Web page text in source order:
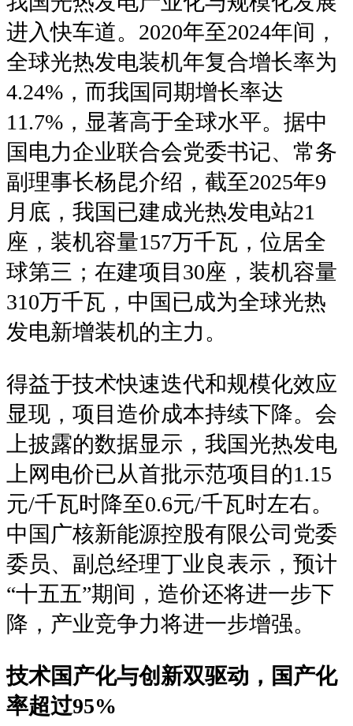
进入快车道。2020年至2024年间，
全球光热发电装机年复合增长率为
4.24%，而我国同期增长率达
11.7%，显著高于全球水平。据中
国电力企业联合会党委书记、常务
副理事长杨昆介绍，截至2025年9
月底，我国已建成光热发电站21
座，装机容量157万千瓦，位居全
球第三；在建项目30座，装机容量
310万千瓦，中国已成为全球光热
发电新增装机的主力。
得益于技术快速迭代和规模化效应
显现，项目造价成本持续下降。会
上披露的数据显示，我国光热发电
上网电价已从首批示范项目的1.15
元/千瓦时降至0.6元/千瓦时左右。
中国广核新能源控股有限公司党委
委员、副总经理丁业良表示，预计
“十五五”期间，造价还将进一步下
降，产业竞争力将进一步增强。
技术国产化与创新双驱动，国产化
率超过95%